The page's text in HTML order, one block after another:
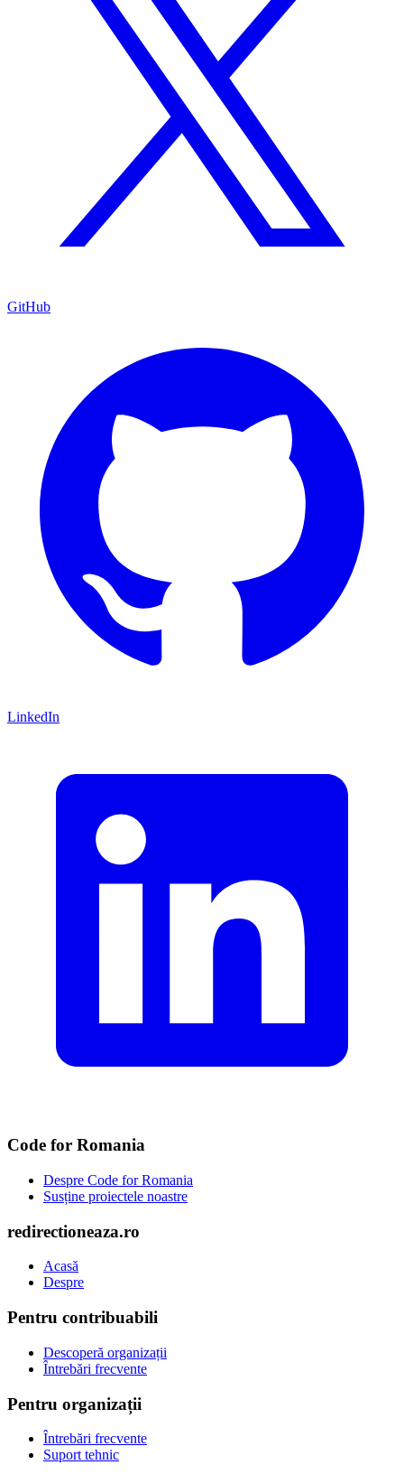
GitHub
LinkedIn
Code for Romania
Despre Code for Romania
Susține proiectele noastre
redirectioneaza.ro
Acasă
Despre
Pentru contribuabili
Descoperă organizații
Întrebări frecvente
Pentru organizații
Întrebări frecvente
Suport tehnic